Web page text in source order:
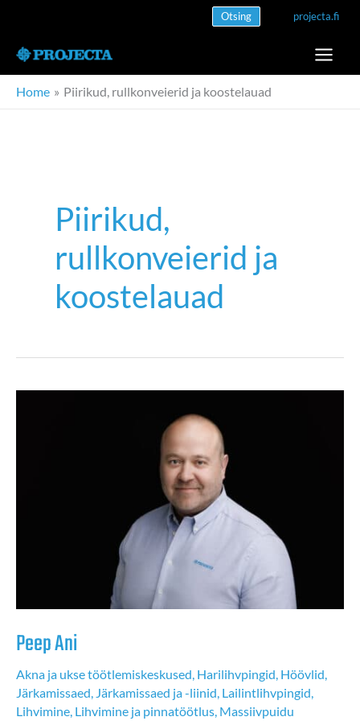
Otsing projecta.fi
Home Piirikud, rullkonveierid ja koostelauad
Piirikud,
rullkonveierid ja
koostelauad
Peep Ani
Akna ja ukse töötlemiskeskused, Harilihvpingid, Höövlid,
Järkamissaed, Järkamissaed ja -liinid, Lailintlihvpingid,
Lihvimine, Lihvimine ja pinnatöötlus, Massiivpuidu